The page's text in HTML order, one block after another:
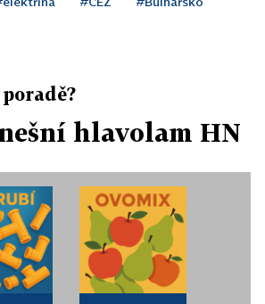
hlavolam HN